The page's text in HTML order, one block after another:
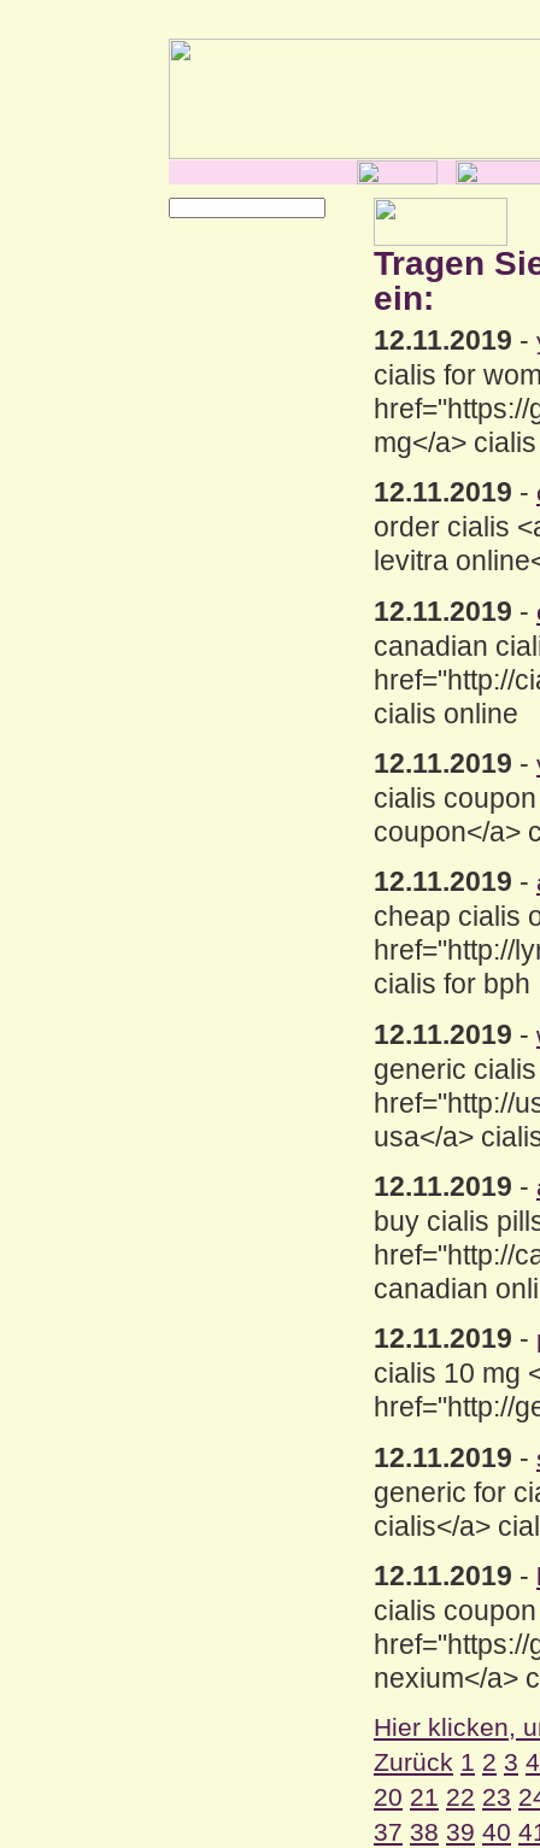
Tragen
ein:
12.11.2019 -
cialis for
mg</a>
12.11.2019 -
order cialis
levitra
12.11.2019 -
canadian
href="http://
cialis online
12.11.2019 -
cialis
coupon</a>
12.11.2019 -
cheap cialis
href="http://
cialis for bph
12.11.2019 -
generic
href="http://
usa</a>
12.11.2019 -
buy cialis
href="http://
canadian
12.11.2019 -
cialis 10 mg
href="http://
12.11.2019 -
generic for
cialis</a>
12.11.2019 -
cialis
nexium</a>
Hier klicken,
Zurück 1 2 3 4
20 21 22 23
37 38 39 40